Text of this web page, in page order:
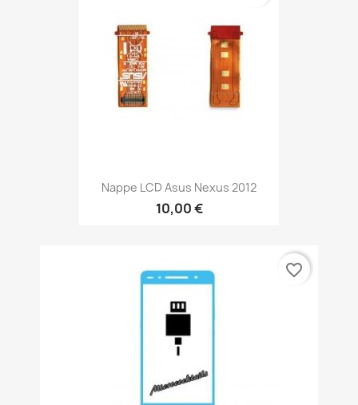
Nappe LCD Asus Nexus 2012
10,00 €
favorite_border